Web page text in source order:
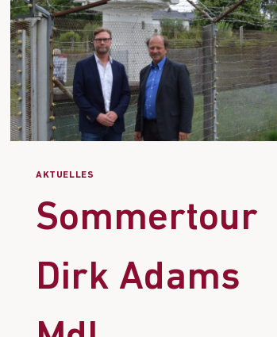
AKTUELLES
Sommertour
Dirk Adams